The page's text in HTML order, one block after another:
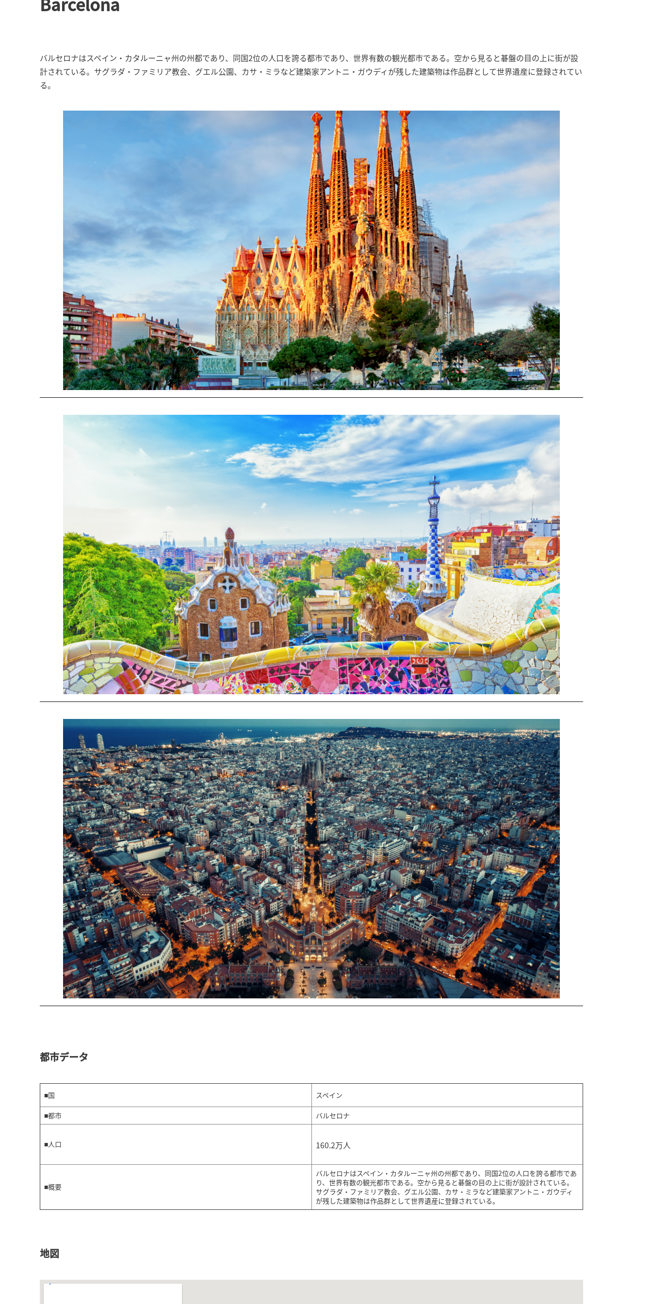
バルセロナはスペイン・カタルーニャ州の州都であり、同国2位の人口を誇る都市であり、世界有数の観光都市である。空から見ると碁盤の目の上に街が設
計されている。サグラダ・ファミリア教会、グエル公園、カサ・ミラなど建築家アントニ・ガウディが残した建築物は作品群として世界遺産に登録されてい
る。
都市データ
■国 スペイン
■都市 バルセロナ
■人口 160.2万人
■概要
バルセロナはスペイン・カタルーニャ州の州都であり、同国2位の人口を誇る都市であ
り、世界有数の観光都市である。空から見ると碁盤の目の上に街が設計されている。
サグラダ・ファミリア教会、グエル公園、カサ・ミラなど建築家アントニ・ガウディ
が残した建築物は作品群として世界遺産に登録されている。
地図